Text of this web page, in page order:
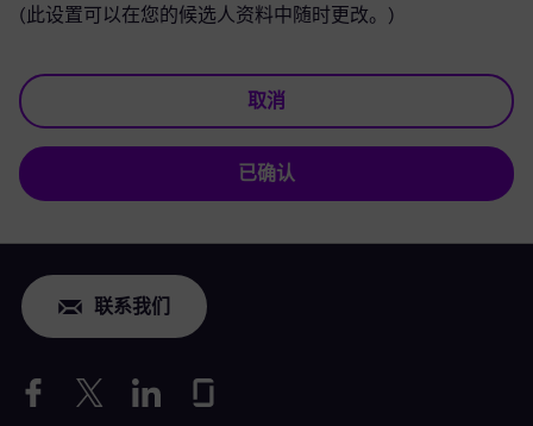
(此设置可以在您的候选人资料中随时更改。)
取消
已确认
联系我们